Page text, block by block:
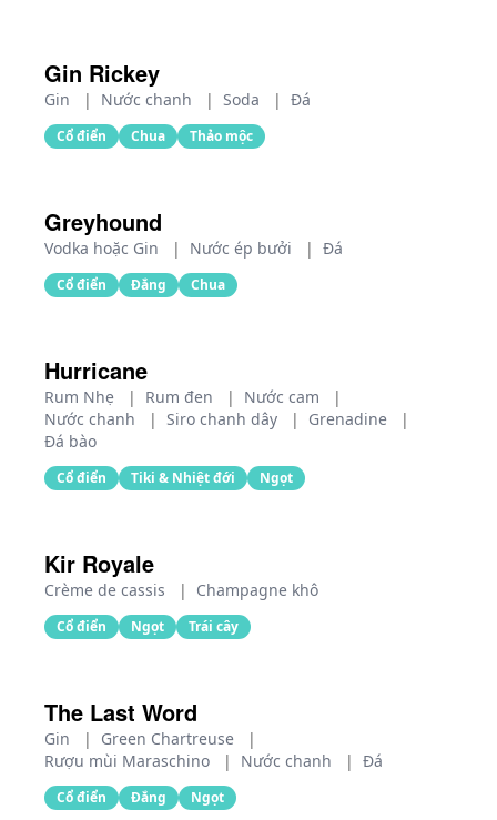
Gin Rickey
Gin | Nước chanh | Soda | Đá
Cổ điển Chua Thảo mộc
Greyhound
Vodka hoặc Gin | Nước ép bưởi | Đá
Cổ điển Đắng Chua
Hurricane
Rum Nhẹ | Rum đen | Nước cam
|
Nước chanh
| Siro chanh dây | Grenadine
|
Đá bào
Cổ điển Tiki & Nhiệt đới Ngọt
Kir Royale
Crème de cassis | Champagne khô
Cổ điển Ngọt Trái cây
The Last Word
Gin | Green Chartreuse
|
Rượu mùi Maraschino
| Nước chanh | Đá
Cổ điển Đắng Ngọt